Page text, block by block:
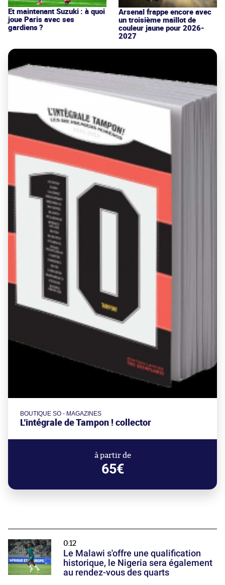
Et maintenant Suzuki : à quoi
joue Paris avec ses
gardiens ?
Arsenal frappe encore avec
un troisième maillot de
couleur jaune pour 2026-
2027
BOUTIQUE SO - MAGAZINES
L'intégrale de Tampon ! collector
à partir de
65€
0:12
Le Malawi s'offre une qualification
historique, le Nigeria sera également
au rendez-vous des quarts